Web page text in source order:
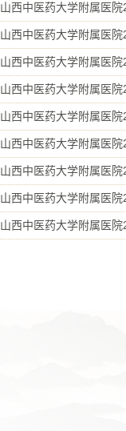
山西中医药大学附属医
山西中医药大学附属医
山西中医药大学附属医
山西中医药大学附属医
山西中医药大学附属医
山西中医药大学附属医
山西中医药大学附属医
山西中医药大学附属医
山西中医药大学附属医